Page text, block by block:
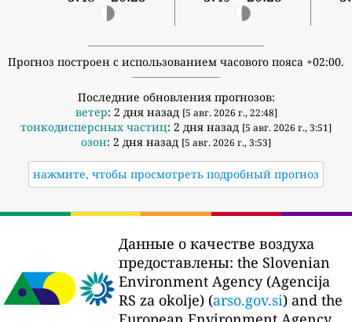
Прогноз построен с использованием часового пояса +02:00.
Последние обновления прогнозов:
ветер: 2 дня назад [5 авг. 2026 г., 22:48]
тонкодисперсных частиц: 2 дня назад [5 авг. 2026 г., 3:51]
озон: 2 дня назад [5 авг. 2026 г., 3:53]
нажмите, чтобы просмотреть подробный прогноз
Данные о качестве воздуха
предоставлены: the Slovenian
Environment Agency (Agencija
RS za okolje) (arso.gov.si) and the